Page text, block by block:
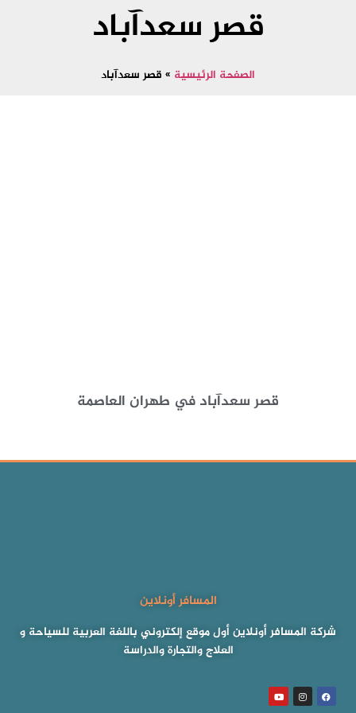
قصر سعدآباد
الصفحة الرئيسية » قصر سعدآباد
قصر سعدآباد في طهران العاصمة
المسافر أونلاين
شركة المسافر أونلاين أول موقع إلكتروني باللغة العربية للسياحة و
العلاج والتجارة والدراسة